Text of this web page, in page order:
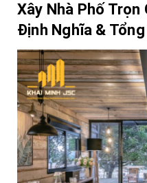
Xây Nhà Phố Trọn
Định Nghĩa & Tổng